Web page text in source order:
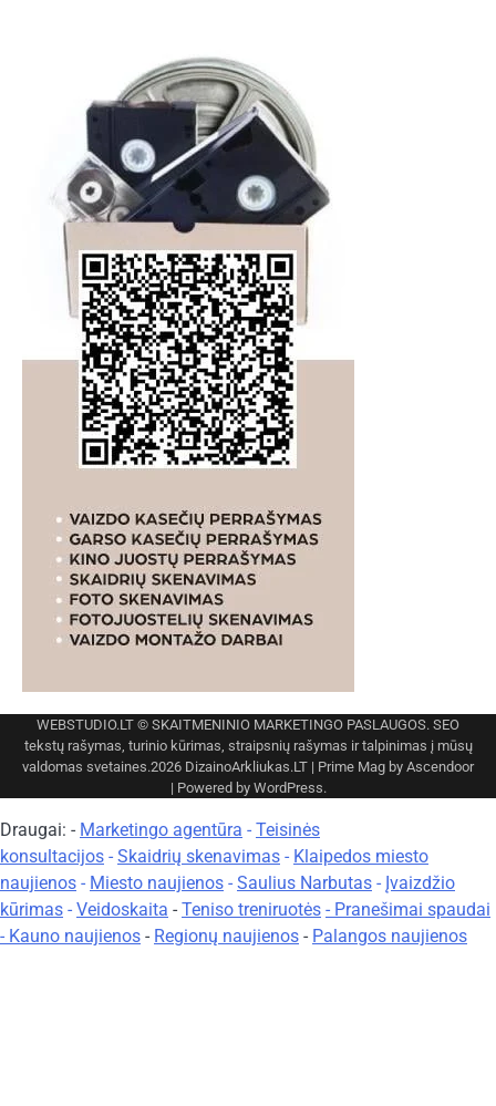
WEBSTUDIO.LT © SKAITMENINIO MARKETINGO PASLAUGOS. SEO
tekstų rašymas, turinio kūrimas, straipsnių rašymas ir talpinimas į mūsų
valdomas svetaines.2026 DizainoArkliukas.LT | Prime Mag by Ascendoor
| Powered by WordPress.
Draugai: - Marketingo agentūra - Teisinės
konsultacijos - Skaidrių skenavimas - Klaipedos miesto
naujienos - Miesto naujienos - Saulius Narbutas - Įvaizdžio
kūrimas - Veidoskaita - Teniso treniruotės - Pranešimai spaudai
- Kauno naujienos - Regionų naujienos - Palangos naujienos